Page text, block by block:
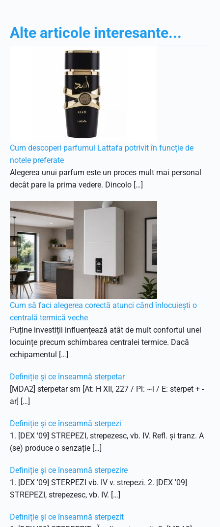
Alte articole interesante...
Cum descoperi parfumul Lattafa potrivit în funcție de
notele preferate
Alegerea unui parfum este un proces mult mai personal
decât pare la prima vedere. Dincolo […]
Cum să faci alegerea corectă atunci când înlocuiești o
centrală termică veche
Puține investiții influențează atât de mult confortul unei
locuințe precum schimbarea centralei termice. Dacă
echipamentul […]
Definiție și ce înseamnă sterpetar
[MDA2] sterpetar sm [At: H XII, 227 / Pl: ~i / E: sterpet + -
ar] […]
Definiție și ce înseamnă sterpezi
1. [DEX '09] STREPEZI, strepezesc, vb. IV. Refl. și tranz. A
(se) produce o senzație […]
Definiție și ce înseamnă sterpezire
1. [DEX '09] STERPEZI vb. IV v. strepezi. 2. [DEX '09]
STREPEZI, strepezesc, vb. IV. […]
Definiție și ce înseamnă sterpezit